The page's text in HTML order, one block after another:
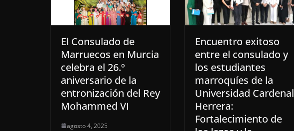
El Consulado de
Marruecos en Murcia
celebra el 26.º
aniversario de la
entronización del Rey
Mohammed VI
agosto 4, 2025
Encuentro exitoso
entre el consulado y
los estudiantes
marroquíes de la
Universidad Cardenal
Herrera:
Fortalecimiento de